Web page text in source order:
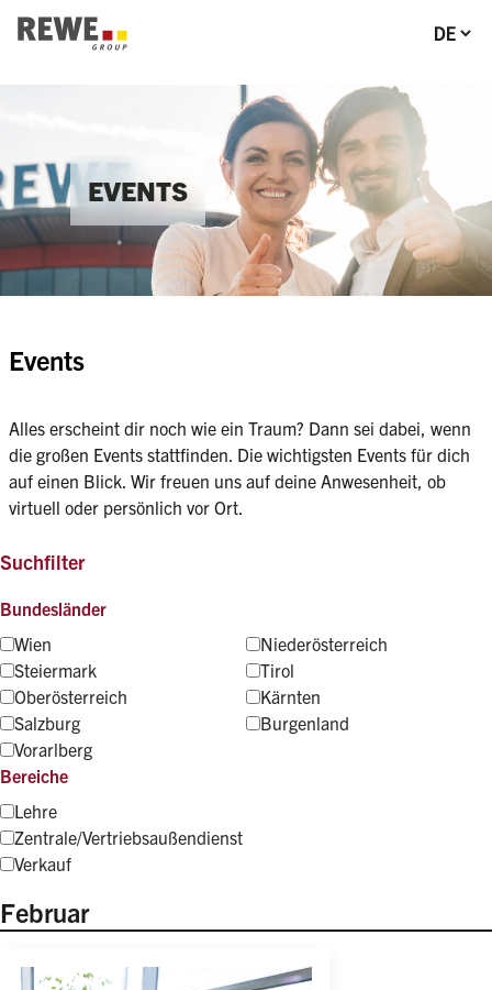
Abschnitts-Navigation
Zur Hauptnavigation
EVENTS
Events
Alles erscheint dir noch wie ein Traum? Dann sei dabei, wenn
die großen Events stattfinden. Die wichtigsten Events für dich
auf einen Blick. Wir freuen uns auf deine Anwesenheit, ob
virtuell oder persönlich vor Ort.
Suchfilter
Bundesländer
Wien
Niederösterreich
Steiermark
Tirol
Oberösterreich
Kärnten
Salzburg
Burgenland
Vorarlberg
Bereiche
Lehre
Zentrale/Vertriebsaußendienst
Verkauf
Februar